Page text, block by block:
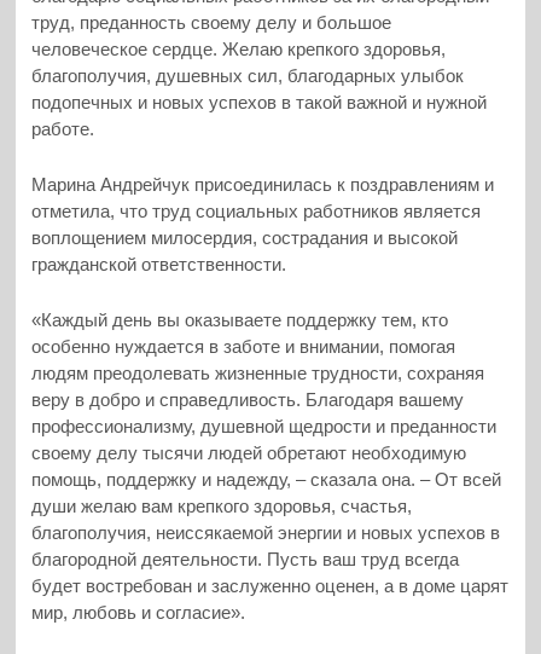
труд, преданность своему делу и большое
человеческое сердце. Желаю крепкого здоровья,
благополучия, душевных сил, благодарных улыбок
подопечных и новых успехов в такой важной и нужной
работе.
Марина Андрейчук присоединилась к поздравлениям и
отметила, что труд социальных работников является
воплощением милосердия, сострадания и высокой
гражданской ответственности.
«Каждый день вы оказываете поддержку тем, кто
особенно нуждается в заботе и внимании, помогая
людям преодолевать жизненные трудности, сохраняя
веру в добро и справедливость. Благодаря вашему
профессионализму, душевной щедрости и преданности
своему делу тысячи людей обретают необходимую
помощь, поддержку и надежду, – сказала она. – От всей
души желаю вам крепкого здоровья, счастья,
благополучия, неиссякаемой энергии и новых успехов в
благородной деятельности. Пусть ваш труд всегда
будет востребован и заслуженно оценен, а в доме царят
мир, любовь и согласие».